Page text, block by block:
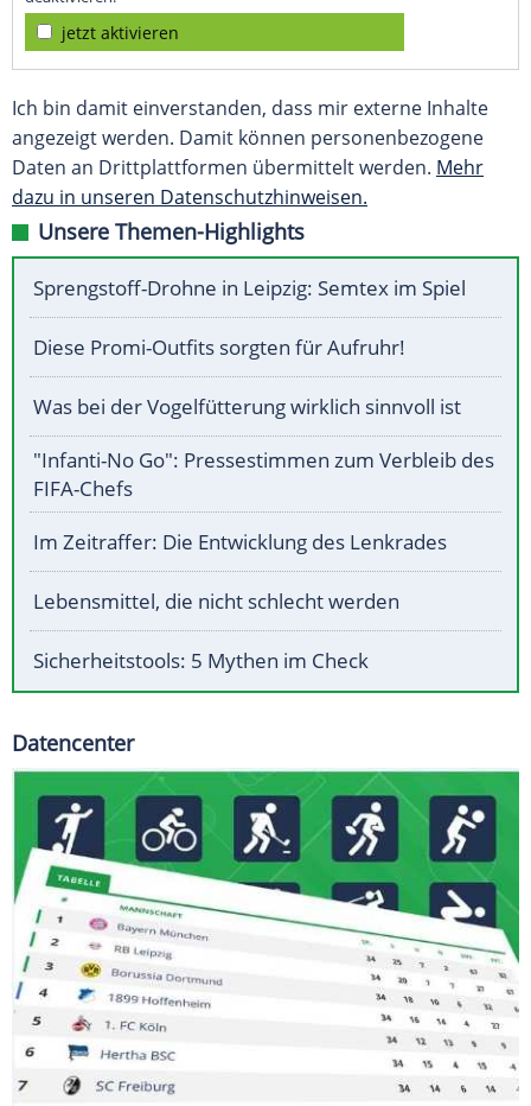
jetzt aktivieren
Ich bin damit einverstanden, dass mir externe Inhalte
angezeigt werden. Damit können personenbezogene
Daten an Drittplattformen übermittelt werden. Mehr
dazu in unseren Datenschutzhinweisen.
Unsere Themen-Highlights
Sprengstoff-Drohne in Leipzig: Semtex im Spiel
Diese Promi-Outfits sorgten für Aufruhr!
Was bei der Vogelfütterung wirklich sinnvoll ist
"Infanti-No Go": Pressestimmen zum Verbleib des
FIFA-Chefs
Im Zeitraffer: Die Entwicklung des Lenkrades
Lebensmittel, die nicht schlecht werden
Sicherheitstools: 5 Mythen im Check
Datencenter